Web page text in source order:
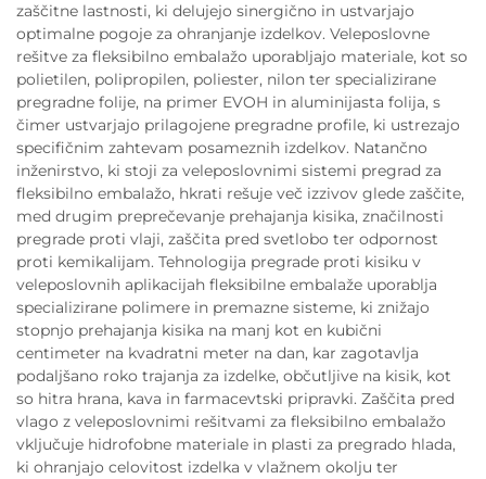
zaščitne lastnosti, ki delujejo sinergično in ustvarjajo
optimalne pogoje za ohranjanje izdelkov. Veleposlovne
rešitve za fleksibilno embalažo uporabljajo materiale, kot so
polietilen, polipropilen, poliester, nilon ter specializirane
pregradne folije, na primer EVOH in aluminijasta folija, s
čimer ustvarjajo prilagojene pregradne profile, ki ustrezajo
specifičnim zahtevam posameznih izdelkov. Natančno
inženirstvo, ki stoji za veleposlovnimi sistemi pregrad za
fleksibilno embalažo, hkrati rešuje več izzivov glede zaščite,
med drugim preprečevanje prehajanja kisika, značilnosti
pregrade proti vlaji, zaščita pred svetlobo ter odpornost
proti kemikalijam. Tehnologija pregrade proti kisiku v
veleposlovnih aplikacijah fleksibilne embalaže uporablja
specializirane polimere in premazne sisteme, ki znižajo
stopnjo prehajanja kisika na manj kot en kubični
centimeter na kvadratni meter na dan, kar zagotavlja
podaljšano roko trajanja za izdelke, občutljive na kisik, kot
so hitra hrana, kava in farmacevtski pripravki. Zaščita pred
vlago z veleposlovnimi rešitvami za fleksibilno embalažo
vključuje hidrofobne materiale in plasti za pregrado hlada,
ki ohranjajo celovitost izdelka v vlažnem okolju ter